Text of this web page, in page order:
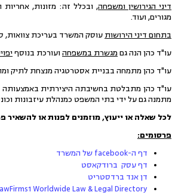
דיני הגירושין ומשפחה, ובכלל זה: מזונות, אחריות
מגורים, ועוד.
בתחום דיני הירושות עוסק המשרד בעריכת צוואות,
עו"ד כהן הנה גם מגשרת במשפחה ועורכת בנוסף
עו"ד כהן מתמחה בבניית אסטרטגיה מנצחת לתיק
עו"ד כהן מתבלטת בחשיבתה היצירתית באמצעותה
מתמנה גם על ידי בתי
לכל שאלה או ייעוץ, מוזמנים לפנות או להשאיר
פרסומים:
דף ה-facebook של המשרד
דף עסק ברודקאסט
דן אנד ברדסטריט
Worldwide Law & Legal Directory